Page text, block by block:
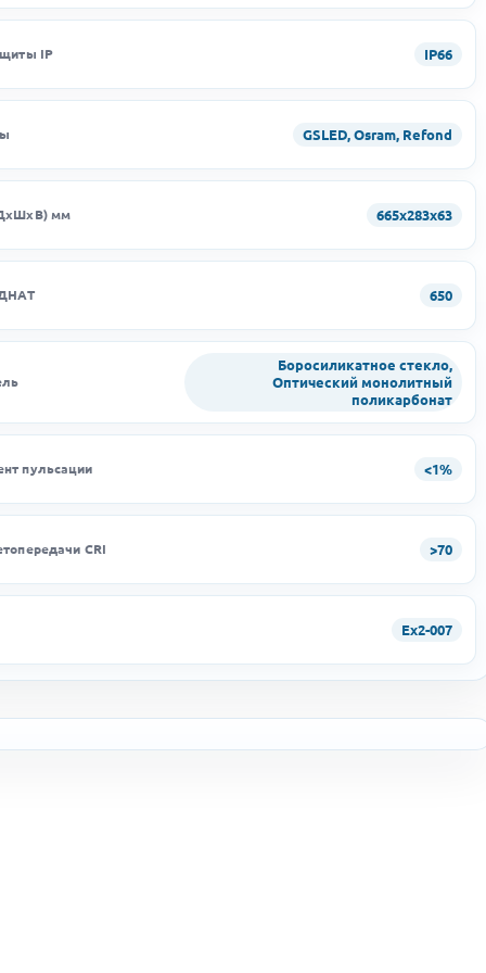
IP IP66
GSLED, Osram, Refond
мм 665х283х63
650
Боросиликатное стекло,
Оптический монолитный
поликарбонат
пульсации <1%
CRI >70
Ex2-007